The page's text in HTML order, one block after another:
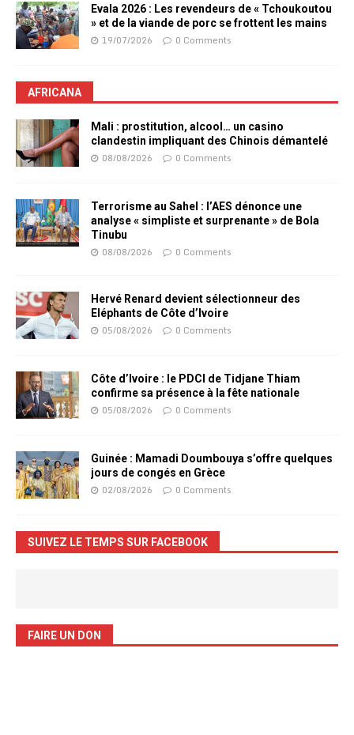
Evala 2026 : Les revendeurs de « Tchoukoutou
» et de la viande de porc se frottent les mains
19/07/2026 0 Comments
AFRICANA
Mali : prostitution, alcool… un casino
clandestin impliquant des Chinois démantelé
08/08/2026 0 Comments
Terrorisme au Sahel : l’AES dénonce une
analyse « simpliste et surprenante » de Bola
Tinubu
08/08/2026 0 Comments
Hervé Renard devient sélectionneur des
Eléphants de Côte d’Ivoire
05/08/2026 0 Comments
Côte d’Ivoire : le PDCI de Tidjane Thiam
confirme sa présence à la fête nationale
05/08/2026 0 Comments
Guinée : Mamadi Doumbouya s’offre quelques
jours de congés en Grèce
02/08/2026 0 Comments
SUIVEZ LE TEMPS SUR FACEBOOK
FAIRE UN DON